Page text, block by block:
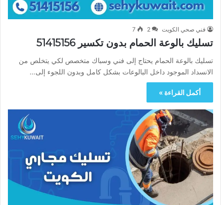
فني صحي الكويت 2
7
تسليك بالوعة الحمام بدون تكسير 51415156
تسليك بالوعة الحمام يحتاج إلى فني وسباك متخصص لكي يتخلص من
الانسداد الموجود داخل البالوعات بشكل كامل وبدون اللجوء إلى…
أكمل القراءة »